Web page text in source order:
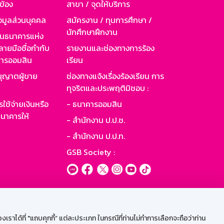
ได้ที่ "แถบคุกกี้” แต่ละประเภท ในกรณีที่ท่านไม่ทำการเลือกจะถือว่าท่าน
อง
มูลส่วนบุคคล
นาคารแห่ง
ายมือชื่อกำกับ
รออมสิน
ญาตผู้ขาย
ช้จ่ายเงินหรือ
คารให้
สาขา / จุดให้บริการ
สมัครงาน / ทุนการศึกษา /
นักศึกษาฝึกงาน
รายงานและช่องทางการร้อง
เรียน
ช่องทางแจ้งเรื่องร้องเรียน การ
ทุจริตและประพฤติมิชอบ :
- ธนาคารออมสิน
- สำนักงาน ป.ป.ช.
- สำนักงาน ป.ป.ท.
GSB Society :